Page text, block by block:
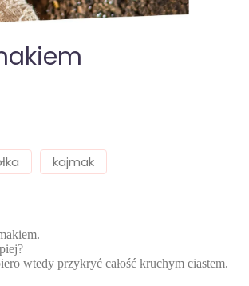
kajmak
wtedy przykryć całość kruchym ciastem.